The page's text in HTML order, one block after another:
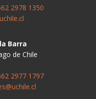
2978 1350
Barra
de Chile
2977 1797